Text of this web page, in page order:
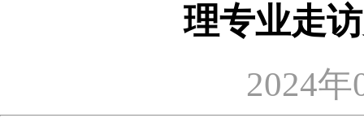
理专业走
2024